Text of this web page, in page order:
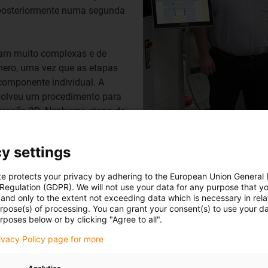
numa segunda
muito complexas e de
uma vez que as etapas
individual. A
um procedimento para
3D. Nenhuma etapa de
inteligentes
económica e a partir de
Os engenheiros da igus
Explicação da função
A camada de sensor é aplicada às partes dos
funcionamento, a resistência eléctrica do material do
emitido um aviso antes da sobrecarga ou antes de se
Com base no procedimento de impressão multi-
settings
protects your privacy by adhering to the European Union General
(GDPR). We will not use your data for any purpose that
only to the extent not exceeding data which is necessary in
of processing. You can grant your consent(s) to use your
below or by clicking "Agree to all".
Policy page for more